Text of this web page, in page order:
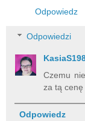
Odpowiedz
Odpowiedzi
Czemu
za tą cenę
Odpowiedz